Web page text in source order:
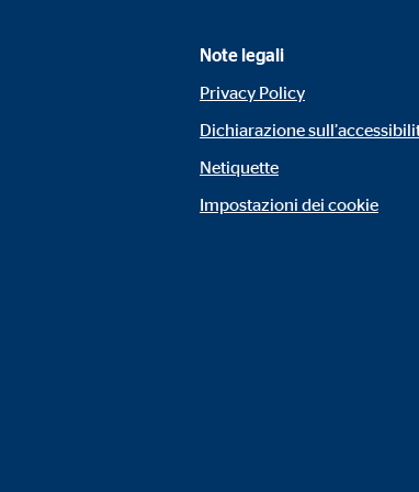
Note legali
Privacy Policy
Dichiarazione
Netiquette
Impostazioni dei cookie